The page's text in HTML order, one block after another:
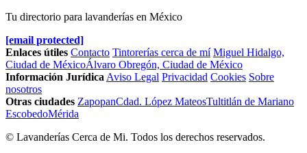
Tu directorio para lavanderías en México
[email protected]
Enlaces útiles Contacto Tintorerías cerca de mí Miguel Hidalgo,
Ciudad de MéxicoÁlvaro Obregón, Ciudad de México
Información Jurídica Aviso Legal Privacidad Cookies Sobre
nosotros
Otras ciudades ZapopanCdad. López MateosTultitlán de Mariano
EscobedoMérida
© Lavanderías Cerca de Mi. Todos los derechos reservados.